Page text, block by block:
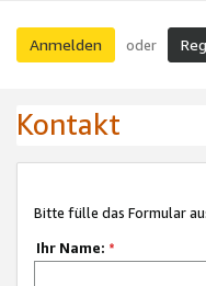
Anmelden oder
Kontakt
Bitte fülle das Formular
Ihr Name: *